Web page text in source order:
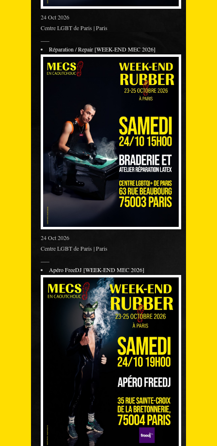
24 Oct 2026
Centre LGBT de Paris | Paris
Réparation / Repair [WEEK-END MEC 2026]
24 Oct 2026
Centre LGBT de Paris | Paris
Apéro FreeDJ [WEEK-END MEC 2026]